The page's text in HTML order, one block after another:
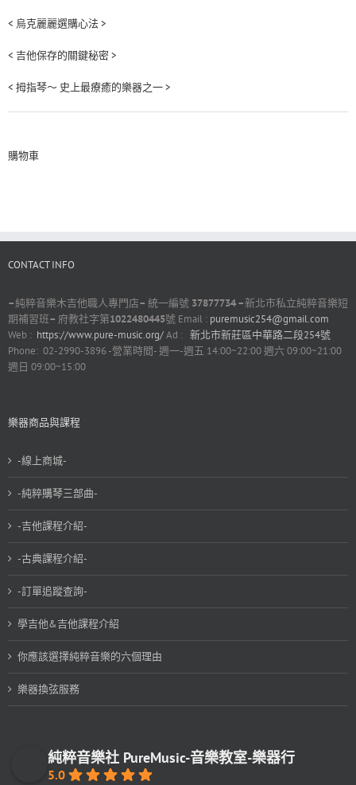
< 烏克麗麗選購心法 >
< 吉他保存的關鍵秘密 >
< 拇指琴～ 史上最療癒的樂器之一 >
購物車
CONTACT INFO
–純粹音樂木吉他職人專門店– 統一編號 37877734 –新北市私立純粹音樂短
期補習班– 府教社字第1022480445號 Email : puremusic254@gmail.com
Web : https://www.pure-music.org/Ad : 新北市新莊區中華路二段254號
Phone: 02-2990-3896 -營業時間- 週一-週五 14:00~22:00 週六 09:00~21:00
週日 09:00~15:00
樂器商品與課程
-線上商城-
-純粹購琴三部曲-
-吉他課程介紹-
-古典課程介紹-
-訂單追蹤查詢-
學吉他&吉他課程介紹
你應該選擇純粹音樂的六個理由
樂器換弦服務
純粹音樂社 PureMusic-音樂教室-樂器行
5.0